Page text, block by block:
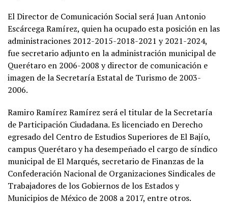
El Director de Comunicación Social será Juan Antonio
Escárcega Ramírez, quien ha ocupado esta posición en las
administraciones 2012-2015-2018-2021 y 2021-2024,
fue secretario adjunto en la administración municipal de
Querétaro en 2006-2008 y director de comunicación e
imagen de la Secretaría Estatal de Turismo de 2003-
2006.
Ramiro Ramírez Ramírez será el titular de la Secretaría
de Participación Ciudadana. Es licenciado en Derecho
egresado del Centro de Estudios Superiores de El Bajío,
campus Querétaro y ha desempeñado el cargo de síndico
municipal de El Marqués, secretario de Finanzas de la
Confederación Nacional de Organizaciones Sindicales de
Trabajadores de los Gobiernos de los Estados y
Municipios de México de 2008 a 2017, entre otros.